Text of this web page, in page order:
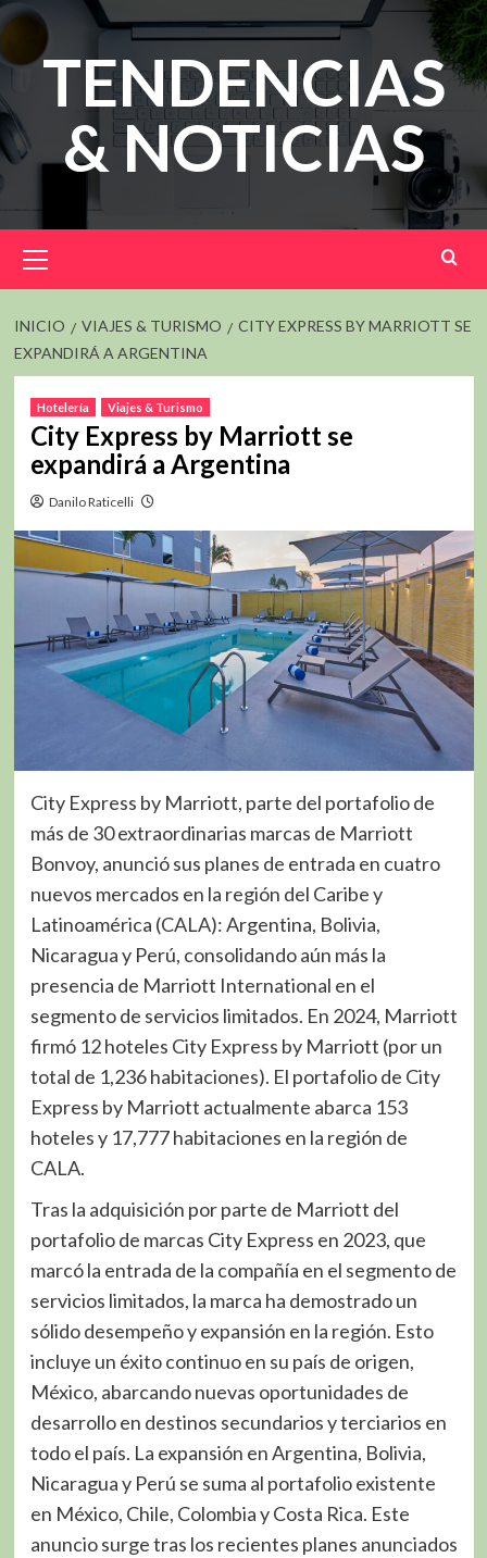
Saltar
contenidoTENDENCIAS
& NOTICIAS
principal
INICIO VIAJES & TURISMO
CITY EXPRESS BY MARRIOTT SE
EXPANDIRÁ A ARGENTINA
Hotelería Viajes & Turismo
City Express by Marriott se
expandirá a Argentina
Danilo Raticelli
City Express by Marriott, parte del portafolio de
más de 30 extraordinarias marcas de Marriott
Bonvoy, anunció sus planes de entrada en cuatro
nuevos mercados en la región del Caribe y
Latinoamérica (CALA): Argentina, Bolivia,
Nicaragua y Perú, consolidando aún más la
presencia de Marriott International en el
segmento de servicios limitados. En 2024, Marriott
firmó 12 hoteles City Express by Marriott (por un
total de 1,236 habitaciones). El portafolio de City
Express by Marriott actualmente abarca 153
hoteles y 17,777 habitaciones en la región de
CALA.
Tras la adquisición por parte de Marriott del
portafolio de marcas City Express en 2023, que
marcó la entrada de la compañía en el segmento de
servicios limitados, la marca ha demostrado un
sólido desempeño y expansión en la región. Esto
incluye un éxito continuo en su país de origen,
México, abarcando nuevas oportunidades de
desarrollo en destinos secundarios y terciarios en
todo el país. La expansión en Argentina, Bolivia,
Nicaragua y Perú se suma al portafolio existente
en México, Chile, Colombia y Costa Rica. Este
anuncio surge tras los recientes planes anunciados